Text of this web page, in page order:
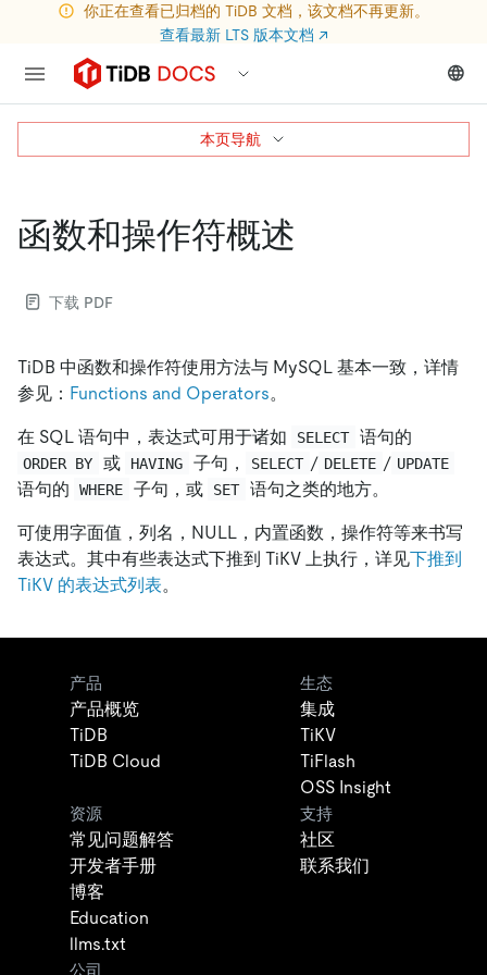
你正在查看已归档的 TiDB 文档，该文档不再更新。
查看最新 LTS 版本文档 ↗
函数和操作符概述
下载 PDF
TiDB 中函数和操作符使用方法与 MySQL 基本一致，详情
参见： Functions and Operators。
在 SQL 语句中，表达式可用于诸如 SELECT 语句的
ORDER BY 或 HAVING 子句， SELECT / DELETE / UPDATE
语句的 WHERE 子句，或 SET 语句之类的地方。
可使用字面值，列名，NULL，内置函数，操作符等来书写
表达式。其中有些表达式下推到 TiKV 上执行，详见下推到
TiKV 的表达式列表。
本页导航
产品
产品概览
TiDB
TiDB Cloud
生态
集成
TiKV
TiFlash
OSS Insight
资源
常见问题解答
开发者手册
博客
Education
llms.txt
支持
社区
联系我们
公司